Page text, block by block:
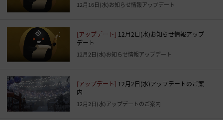
12月16日(水)お知らせ情報アップデート
[アップデート] 12月2日(水)お知らせ情報アップ
デート
12月2日(水)お知らせ情報アップデート
[アップデート] 12月2日(水)アップデートのご案
内
12月2日(水)アップデートのご案内